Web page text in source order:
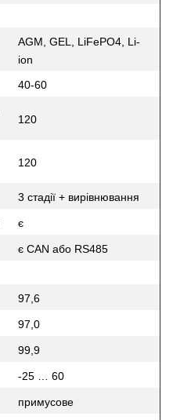
AGM, GEL, LiFePO4, Li-
ion
40-60
120
120
3 стадії + вирівнювання
є
є CAN або RS485
97,6
97,0
99,9
-25 … 60
примусове